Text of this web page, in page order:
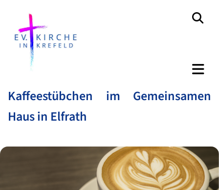
Kaffeestübchen im Gemeinsamen
Haus in Elfrath